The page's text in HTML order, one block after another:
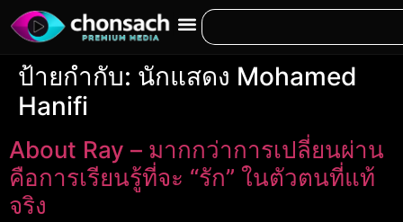
ป้ายกำกับ: นักแสดง Mohamed
Hanifi
About Ray – มากกว่าการเปลี่ยนผ่าน
คือการเรียนรู้ที่จะ “รัก” ในตัวตนที่แท้
จริง